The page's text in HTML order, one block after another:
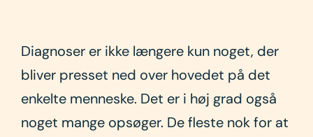
Diagnoser er ikke længere kun noget, der
bliver presset ned over hovedet på det
enkelte menneske. Det er i høj grad også
noget mange opsøger. De fleste nok for at